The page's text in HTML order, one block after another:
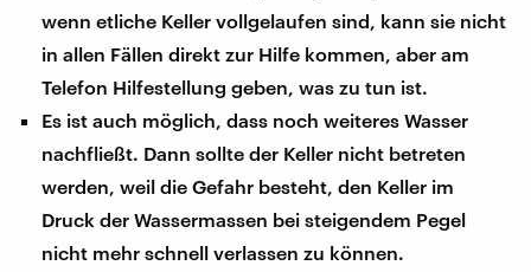
wenn etliche Keller vollgelaufen sind, kann sie nicht
in allen Fällen direkt zur Hilfe kommen, aber am
Telefon Hilfestellung geben, was zu tun ist.
Es ist auch möglich, dass noch weiteres Wasser
nachfließt. Dann sollte der Keller nicht betreten
werden, weil die Gefahr besteht, den Keller im
Druck der Wassermassen bei steigendem Pegel
nicht mehr schnell verlassen zu können.